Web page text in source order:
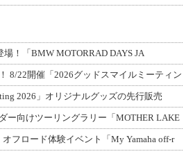
場！「BMW MOTORRAD DAYS JA
8/22開催「2026グッドスマイルミーティン
2026」オリジナルグッズの先行販売
ー向けツーリングラリー「MOTHER LAKE
オフロード体験イベント「My Yamaha off-r